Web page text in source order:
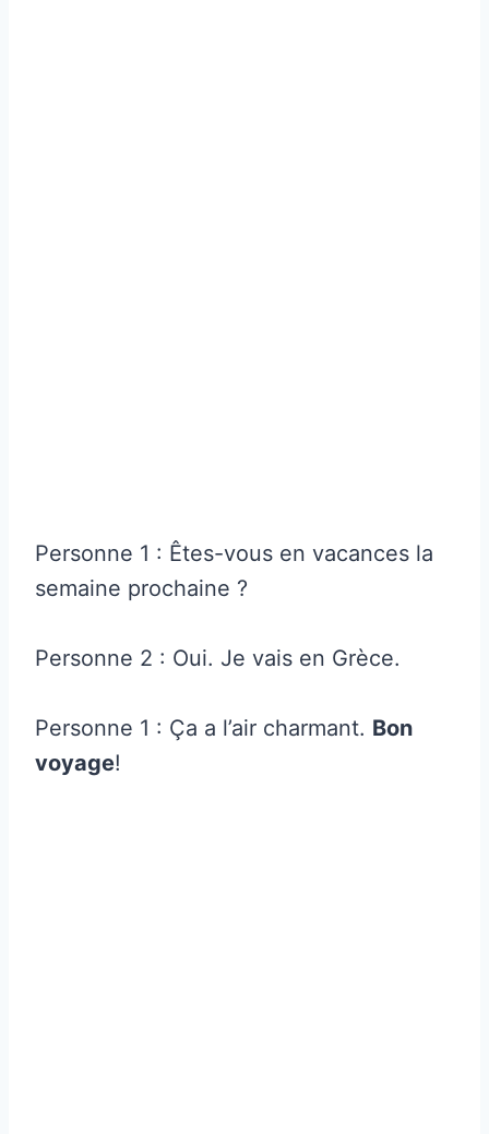
Personne 1 : Êtes-vous en vacances la
semaine prochaine ?
Personne 2 : Oui. Je vais en Grèce.
Personne 1 : Ça a l’air charmant. Bon
voyage!